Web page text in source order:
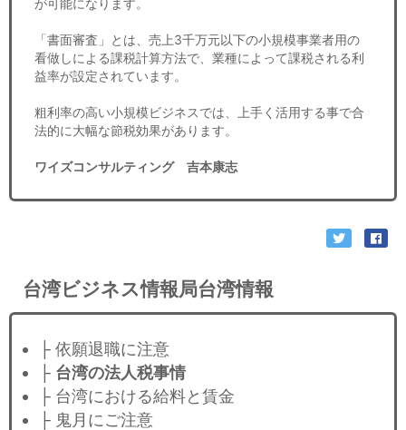
が可能になります。
「書面審査」とは、売上3千万元以下の小規模事業者用の
看做しによる課税計算方法で、業種によって課税される利
益率が設定されています。
粗利率の高い小規模ビジネスでは、上手く活用する事で合
法的に大幅な節税効果があります。
ワイズコンサルティング 吉本康志
台湾ビジネス情報局台湾情報
├ 依願退職に注意
├ 台湾の法人税事情
├ 台湾における給料と賃金
├ 鬼月にご注意